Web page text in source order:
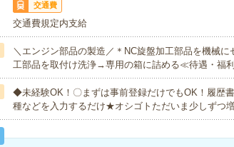
交通費
交通費規定内支給
＼エンジン部品の製造／＊NC旋盤加工部品を機械
工部品を取付け洗浄→専用の箱に詰める≪待遇・福
◆未経験OK！〇まずは事前登録だけでもOK！履歴
種などを入力するだけ★オシゴトただいま少しずつ